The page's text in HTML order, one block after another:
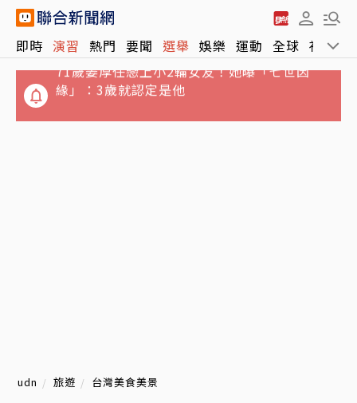
即時 演習 熱門 要聞 選舉 娛樂 運動 全球 社會
緣」：3歲就認定是他
整理包／EZ WAY怕個資外洩不想用？不走易
udn 旅遊 台灣美食美景